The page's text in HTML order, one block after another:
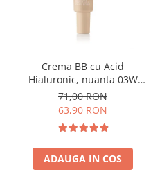
Crema BB cu Acid
Hialuronic, nuanta 03W
NATURAL 30ml
71,00 RON
63,90 RON
ADAUGA IN COS